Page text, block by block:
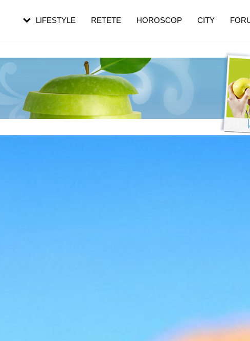
LIFESTYLE RETETE HOROSCOP CITY
pe măsură ce înaintezi în vârstă